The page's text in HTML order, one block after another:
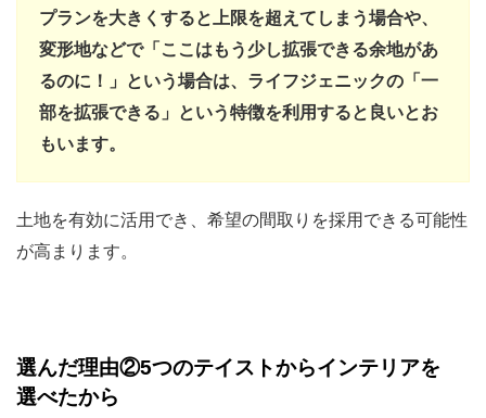
プランを大きくすると上限を超えてしまう場合や、
変形地などで「ここはもう少し拡張できる余地があ
るのに！」という場合は、ライフジェニックの「一
部を拡張できる」という特徴を利用すると良いとお
もいます。
土地を有効に活用でき、希望の間取りを採用できる可能性
が高まります。
選んだ理由②5つのテイストからインテリアを
選べたから